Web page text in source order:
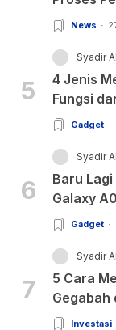
News
5
Syadir
4 Jenis
Fungsi
Gadget
6
Syadir
Baru
Galaxy
Gadget
7
Syadir
5 Cara
Gegabah
Investasi